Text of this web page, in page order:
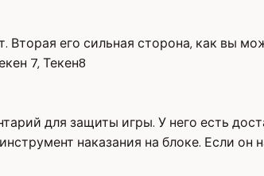
его сильная сторона, как вы
7, Текен8
для защиты игры. У него есть
наказания на блоке. Если он